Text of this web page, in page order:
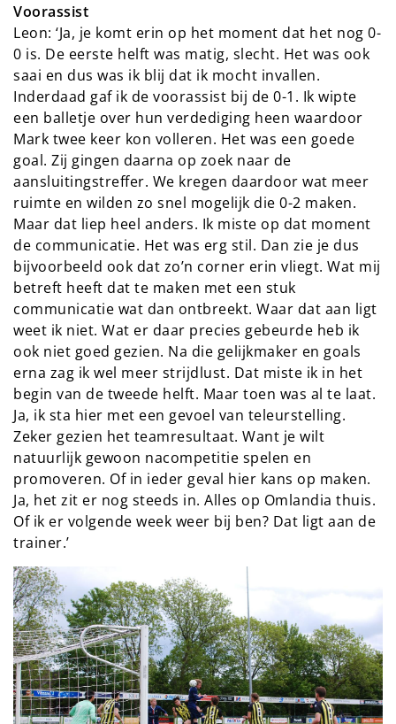
Voorassist
Leon: ‘Ja, je komt erin op het moment dat het nog 0-
0 is. De eerste helft was matig, slecht. Het was ook
saai en dus was ik blij dat ik mocht invallen.
Inderdaad gaf ik de voorassist bij de 0-1. Ik wipte
een balletje over hun verdediging heen waardoor
Mark twee keer kon volleren. Het was een goede
goal. Zij gingen daarna op zoek naar de
aansluitingstreffer. We kregen daardoor wat meer
ruimte en wilden zo snel mogelijk die 0-2 maken.
Maar dat liep heel anders. Ik miste op dat moment
de communicatie. Het was erg stil. Dan zie je dus
bijvoorbeeld ook dat zo’n corner erin vliegt. Wat mij
betreft heeft dat te maken met een stuk
communicatie wat dan ontbreekt. Waar dat aan ligt
weet ik niet. Wat er daar precies gebeurde heb ik
ook niet goed gezien. Na die gelijkmaker en goals
erna zag ik wel meer strijdlust. Dat miste ik in het
begin van de tweede helft. Maar toen was al te laat.
Ja, ik sta hier met een gevoel van teleurstelling.
Zeker gezien het teamresultaat. Want je wilt
natuurlijk gewoon nacompetitie spelen en
promoveren. Of in ieder geval hier kans op maken.
Ja, het zit er nog steeds in. Alles op Omlandia thuis.
Of ik er volgende week weer bij ben? Dat ligt aan de
trainer.’